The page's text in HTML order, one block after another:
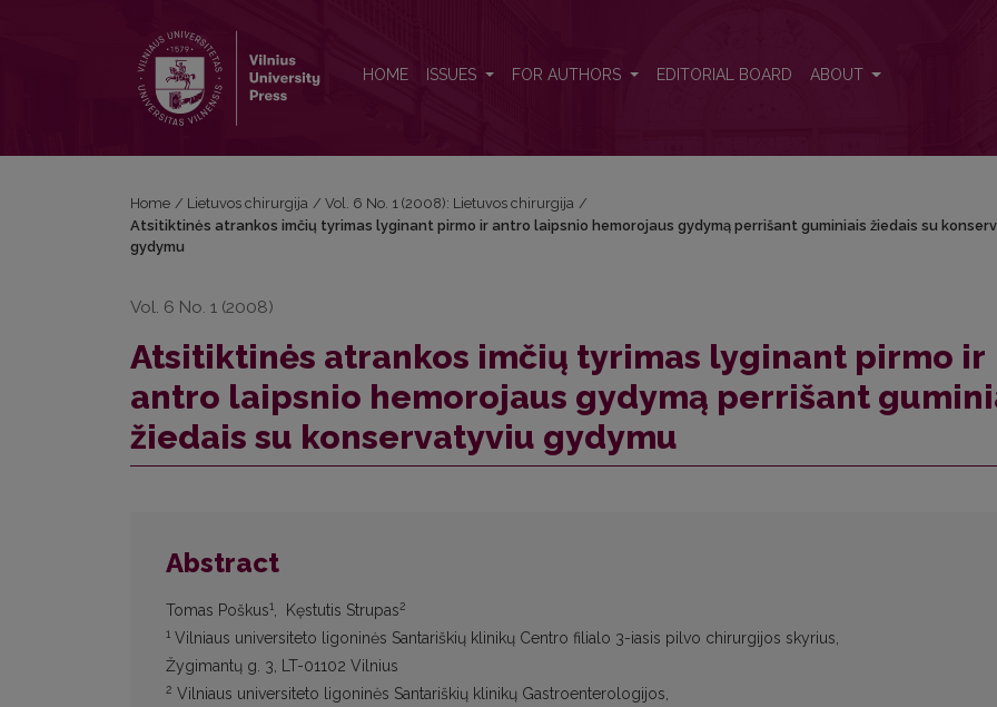
HOME ISSUES FOR AUTHORS EDITORIAL BOARD ABOUT
Home / Lietuvos chirurgija / Vol. 6 No. 1 (2008): Lietuvos chirurgija /
Atsitiktinės atrankos imčių tyrimas lyginant pirmo ir antro laipsnio hemorojaus gydymą perrišant guminiais žiedais su
gydymu
Vol. 6 No. 1 (2008)
Atsitiktinės atrankos imčių tyrimas lyginant pirmo ir
antro laipsnio hemorojaus gydymą perrišant
žiedais su konservatyviu gydymu
Abstract
Tomas Poškus1, Kęstutis Strupas2
1 Vilniaus universiteto ligoninės Santariškių klinikų Centro filialo 3-iasis pilvo chirurgijos skyrius,
Žygimantų g. 3, LT-01102 Vilnius
2 Vilniaus universiteto ligoninės Santariškių klinikų Gastroenterologijos,